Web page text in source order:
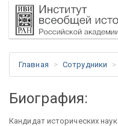
Главная Сотрудники
Биография:
Кандидат исторических наук